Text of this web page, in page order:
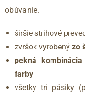
obúvanie.
širšie strihové
zvršok vyrobený zo
pekná
farby
všetky tri pásiky